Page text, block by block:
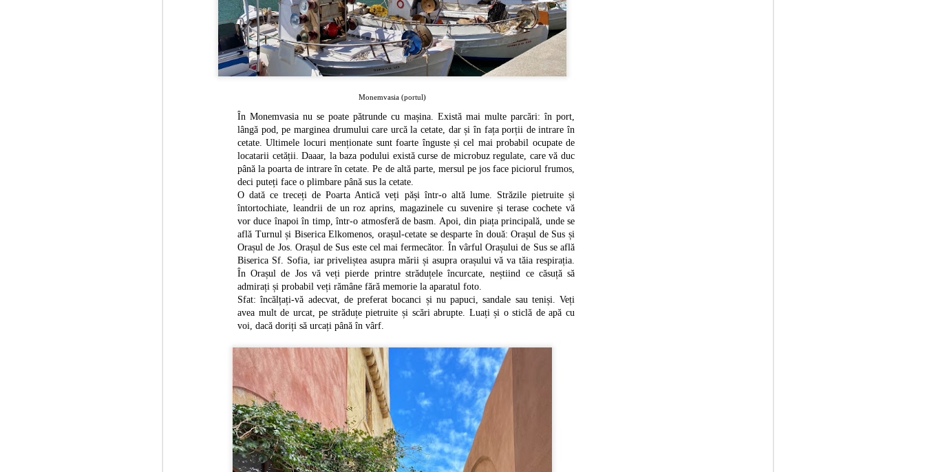
Monemvasia (portul)
În Monemvasia nu se poate pătrunde cu mașina. Există mai multe parcări: în port,
lângă pod, pe marginea drumului care urcă la cetate, dar și în fața porții de intrare în
cetate. Ultimele locuri menționate sunt foarte înguste și cel mai probabil ocupate de
locatarii cetății. Daaar, la baza podului există curse de microbuz regulate, care vă duc
până la poarta de intrare în cetate. Pe de altă parte, mersul pe jos face piciorul frumos,
deci puteți face o plimbare până sus la cetate.
O dată ce treceți de Poarta Antică veți păși într-o altă lume. Străzile pietruite și
întortochiate, leandrii de un roz aprins, magazinele cu suvenire și terase cochete vă
vor duce înapoi în timp, într-o atmosferă de basm. Apoi, din piața principală, unde se
află Turnul și Biserica Elkomenos, orașul-cetate se desparte în două: Orașul de Sus și
Orașul de Jos. Orașul de Sus este cel mai fermecător. În vârful Orașului de Sus se află
Biserica Sf. Sofia, iar priveliștea asupra mării și asupra orașului vă va tăia respirația.
În Orașul de Jos vă veți pierde printre străduțele încurcate, neștiind ce căsuță să
admirați și probabil veți rămâne fără memorie la aparatul foto.
Sfat: încălțați-vă adecvat, de preferat bocanci și nu papuci, sandale sau teniși. Veți
avea mult de urcat, pe străduțe pietruite și scări abrupte. Luați și o sticlă de apă cu
voi, dacă doriți să urcați până în vârf.
SEP
21
Uzupis si Christiania - utopiile Europei
Uzupis și Christiania sunt două cartiere din Vilnius (Lituania),
respectiv Copenhaga (Danemarca), care au un stil de viață diferit față
este recunoscută de nimeni, iar comunitatea lor este constituită din artiști, cu
viziuni politice, religioase și spirituale aparte.
Uzupis
Republica Uzupis se află în Vilnius, capitala Lituaniei și se traduce prin
"dincolo de râu", cu referire la râul Vilnia.
SEP
10
Heidelberg - unul dintre cele mai frumoase orase
europene
Heidelberg se află în landul Baden-Württemberg, la aproximativ 90 km. de
Frankfurt și 120 km. de Stuttgart. Heidelberg este unul dintre cele mai
frumoase din Germania și un important centru cultural și educațional, fiind
gazda Universității Ruprecht-Karls, cea mai veche universitate din
Germania.
În Heidelberg și-a petrecut cea mai mare parte a exilului și a decedat, la 15
mai 1873, domnitorul Alexandru Ioan Cuza.
AUG
7
Capitale europene: Helsinki (Finlanda)
Helsinki este capitala și cel mai mare oraș din Finlanda și totodată cea
mai nordică capitală din Uniunea Europeană. Orașul a fost fondat de
către Regele Gustavus Vasa din Suedia în 1550 și se numea Helsingfors. În
1809 orașul a fost cucerit de ruși, după ce i-au învins pe suedezi în
Războiului Finlandez, iar 1812, Helsinki a preluat titlul de capitală de la
Turku. În 1917, Finlanda și-a declarat independența, dar capitala a fost
ocupată de Armata Roșie în ianuarie 1918.